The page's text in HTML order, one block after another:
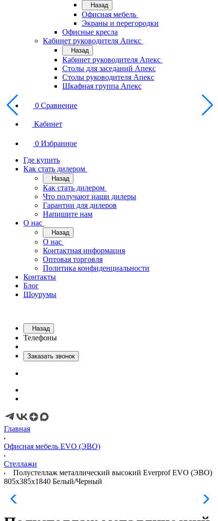
Назад
Офисная мебель
Экраны и перегородки
Офисные кресла
Кабинет руководителя Апекс
Назад
Кабинет руководителя Апекс
Столы для заседаний Апекс
Столы руководителя Апекс
Шкафная группа Апекс
0 Сравнение
Кабинет
0 Избранное
Где купить
Как стать дилером
Назад
Как стать дилером
Что получают наши дилеры
Гарантии для дилеров
Напишите нам
О нас
Назад
О нас
Контактная информация
Оптовая торговля
Политика конфиденциальности
Контакты
Блог
Шоурумы
Назад
Телефоны
Заказать звонок
Главная
Офисная мебель EVO (ЭВО)
Стеллажи
Полустеллаж металлический высокий Everprof EVO (ЭВО)
805х385x1840 Белый/Черный